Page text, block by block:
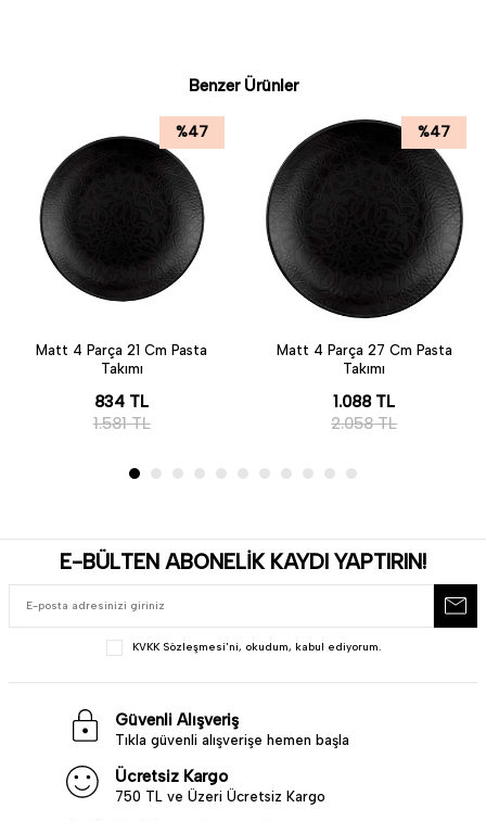
Benzer Ürünler
%47
Matt 4 Parça 21 Cm Pasta
Takımı
834 TL
1.581TL
%47
Matt 4 Parça 27 Cm Pasta
Takımı
1.088TL
2.058TL
E-BÜLTEN ABONELİK KAYDI YAPTIRIN!
KVKK Sözleşmesi'ni, okudum, kabul ediyorum.
Güvenli Alışveriş
Tıkla güvenli alışverişe hemen başla
Ücretsiz Kargo
750 TL ve Üzeri Ücretsiz Kargo